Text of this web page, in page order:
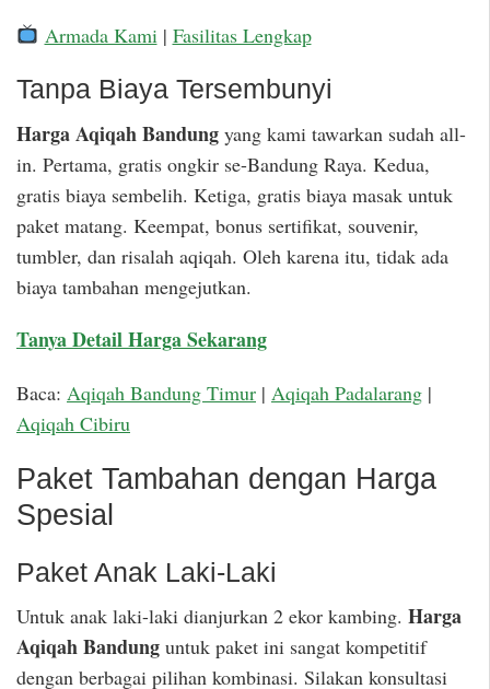
Armada Kami | Fasilitas Lengkap
Tanpa Biaya Tersembunyi
Harga Aqiqah Bandung yang kami tawarkan sudah all-
in. Pertama, gratis ongkir se-Bandung Raya. Kedua,
gratis biaya sembelih. Ketiga, gratis biaya masak untuk
paket matang. Keempat, bonus sertifikat, souvenir,
tumbler, dan risalah aqiqah. Oleh karena itu, tidak ada
biaya tambahan mengejutkan.
Tanya Detail Harga Sekarang
Baca: Aqiqah Bandung Timur | Aqiqah Padalarang |
Aqiqah Cibiru
Paket Tambahan dengan Harga
Spesial
Paket Anak Laki-Laki
Untuk anak laki-laki dianjurkan 2 ekor kambing. Harga
Aqiqah Bandung untuk paket ini sangat kompetitif
dengan berbagai pilihan kombinasi. Silakan konsultasi